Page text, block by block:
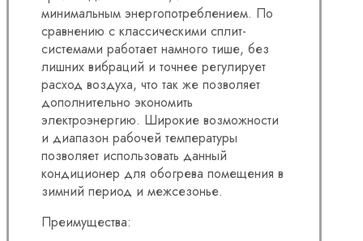
минимальным энергопотреблением. По
сравнению с классическими сплит-
системами работает намного тише, без
лишних вибраций и точнее регулирует
расход воздуха, что так же позволяет
дополнительно экономить
электроэнергию. Широкие возможности
и диапазон рабочей температуры
позволяет использовать данный
кондиционер для обогрева помещения в
зимний период и межсезонье.
Преимущества: